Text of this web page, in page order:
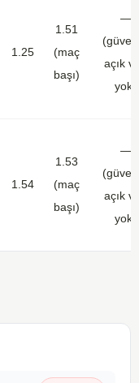
1.25
1.51
(maç
başı)
—
açık
yok)
1.54
1.53
(maç
başı)
—
açık
yok)